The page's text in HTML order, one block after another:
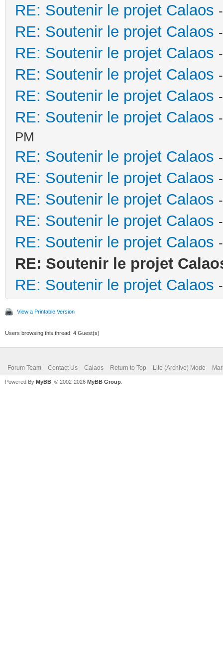
RE: Soutenir le projet Calaos
RE: Soutenir le projet Calaos
RE: Soutenir le projet Calaos
RE: Soutenir le projet Calaos
RE: Soutenir le projet Calaos
RE: Soutenir le projet Calaos
PM
RE: Soutenir le projet Calaos
RE: Soutenir le projet Calaos
RE: Soutenir le projet Calaos
RE: Soutenir le projet Calaos
RE: Soutenir le projet Calaos
RE: Soutenir le projet
RE: Soutenir le projet Calaos
View a Printable Version
Users browsing this thread: 4 Guest(s)
Forum Team Contact Us Calaos Return to Top Lite (Archive) Mode
Powered By MyBB , © 2002-2026 MyBB Group